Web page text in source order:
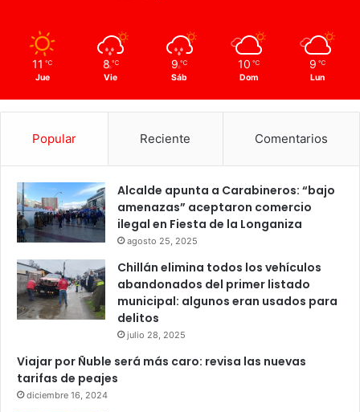
11 ℃
Jue
8 ℃
Vie
9 ℃
Sáb
10 ℃
Dom
9 ℃
Lun
Popular Reciente Comentarios
Alcalde apunta a Carabineros: “bajo
amenazas” aceptaron comercio
ilegal en Fiesta de la Longaniza
agosto 25, 2025
Chillán elimina todos los vehículos
abandonados del primer listado
municipal: algunos eran usados para
delitos
julio 28, 2025
Viajar por Ñuble será más caro: revisa las nuevas
tarifas de peajes
diciembre 16, 2024